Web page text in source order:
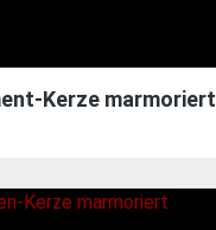
Kerze marmoriert